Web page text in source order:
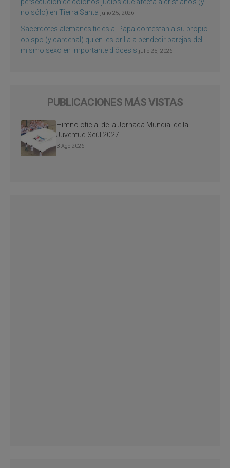
persecución de colonos judíos que afecta a cristianos (y
no sólo) en Tierra Santa julio 25, 2026
Sacerdotes alemanes fieles al Papa contestan a su propio
obispo (y cardenal) quien les orilla a bendecir parejas del
mismo sexo en importante diócesis julio 25, 2026
PUBLICACIONES MÁS VISTAS
Himno oficial de la Jornada Mundial de la
Juventud Seúl 2027
3 Ago 2026